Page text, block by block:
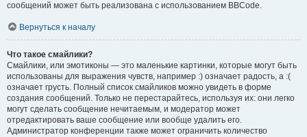
сообщений может быть реализована с использованием BBCode.
Вернуться к началу
Что такое смайлики?
Смайлики, или эмотиконы — это маленькие картинки, которые могут быть
использованы для выражения чувств, например :) означает радость, а :(
означает грусть. Полный список смайликов можно увидеть в форме
создания сообщений. Только не перестарайтесь, используя их: они легко
могут сделать сообщение нечитаемым, и модератор может
отредактировать ваше сообщение или вообще удалить его.
Администратор конференции также может ограничить количество